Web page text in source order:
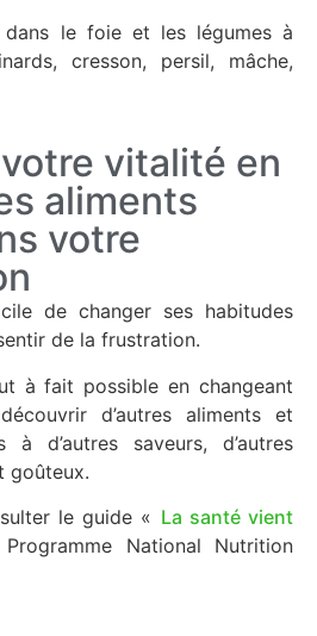
le foie et les légumes à
cresson, persil, mâche,
vitalité en
aliments
votre
de changer ses habitudes
de la frustration.
à fait possible en changeant
d’autres aliments et
d’autres saveurs, d’autres
goûteux.
le guide « La santé vient
National Nutrition